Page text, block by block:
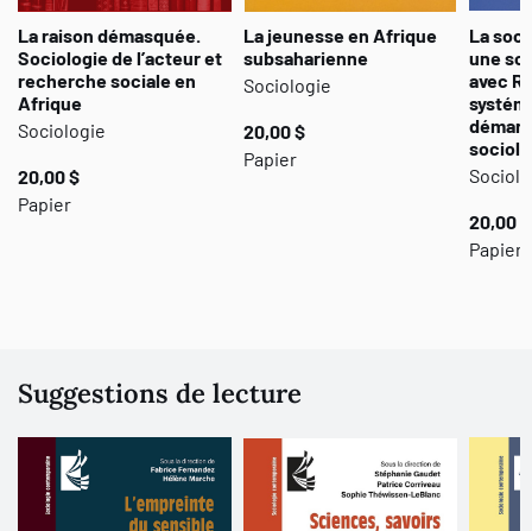
La raison démasquée.
Sociologie de l’acteur et
recherche sociale en
Afrique
Sociologie
20,00 $
Papier
La jeunesse en Afrique
subsaharienne
Sociologie
20,00 $
Papier
La
une
avec
20,00 $
Papier
Suggestions de lecture